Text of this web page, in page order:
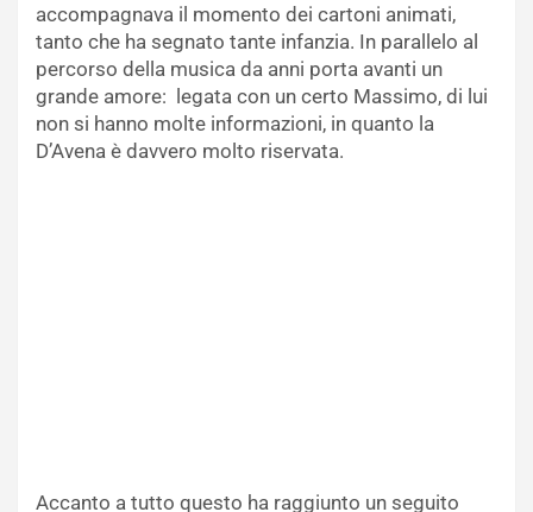
accompagnava il momento dei cartoni animati,
tanto che ha segnato tante infanzia. In parallelo al
percorso della musica da anni porta avanti un
grande amore: legata con un certo Massimo, di lui
non si hanno molte informazioni, in quanto la
D’Avena è davvero molto riservata.
Accanto a tutto questo ha raggiunto un seguito